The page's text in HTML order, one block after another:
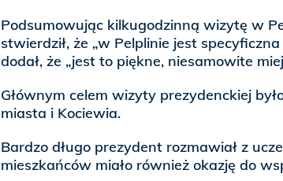
Podsumowując kilkugodzinną wizytę w
stwierdził, że „w Pelplinie jest
dodał, że „jest to piękne, niesamowite
Głównym celem wizyty prezydenckiej
miasta i Kociewia.
Bardzo długo prezydent rozmawiał z
mieszkańców miało również okazję do